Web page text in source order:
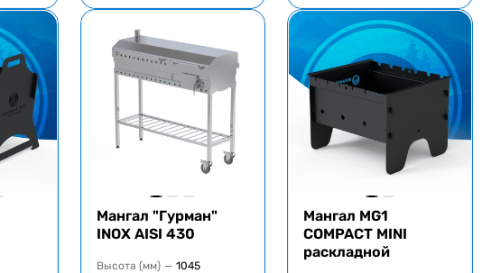
Мангал "Гурман"
INOX AISI 430
Высота (мм) — 1045
Мангал MG1
COMPACT MINI
раскладной